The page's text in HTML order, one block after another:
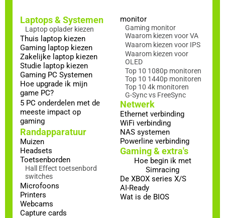
Laptops & Systemen
Laptop oplader kiezen
Thuis laptop kiezen
Gaming laptop kiezen
Zakelijke laptop kiezen
Studie laptop kiezen
Gaming PC Systemen
Hoe upgrade ik mijn
game PC?
5 PC onderdelen met de
meeste impact op
gaming
Randapparatuur
Muizen
Headsets
Toetsenborden
Hall Effect toetsenbord
switches
Microfoons
Printers
Webcams
Capture cards
monitor
Gaming monitor
Waarom kiezen voor VA
Waarom kiezen voor IPS
Waarom kiezen voor
OLED
Top 10 1080p monitoren
Top 10 1440p monitoren
Top 10 4k monitoren
G-Sync vs FreeSync
Netwerk
Ethernet verbinding
WiFi verbinding
NAS systemen
Powerline verbinding
Gaming & extra's
Hoe begin ik met
Simracing
De XBOX series X/S
AI-Ready
Wat is de BIOS